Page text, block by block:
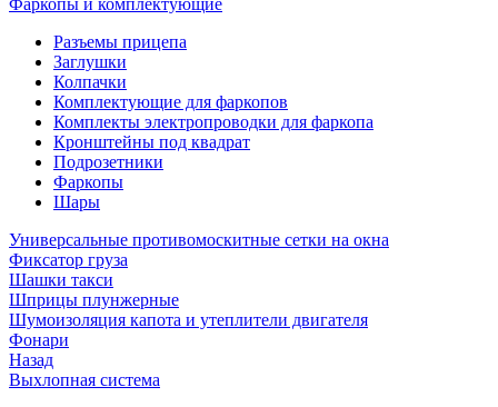
Фаркопы и комплектующие
Разъемы прицепа
Заглушки
Колпачки
Комплектующие для фаркопов
Комплекты электропроводки для фаркопа
Кронштейны под квадрат
Подрозетники
Фаркопы
Шары
Универсальные противомоскитные сетки на окна
Фиксатор груза
Шашки такси
Шприцы плунжерные
Шумоизоляция капота и утеплители двигателя
Фонари
Назад
Выхлопная система